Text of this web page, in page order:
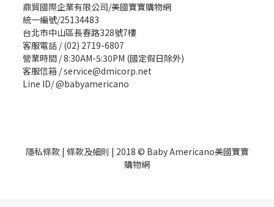
鼎貿國際企業有限公司/美國寶寶購物網
統一編號/25134483
台北市中山區長春路328號7樓
客服電話 / (02) 2719-6807
營業時間 / 8:30AM-5:30PM (國定假日除外)
客服信箱 / service@dmicorp.net
Line ID/ @babyamericano
隱私條款| 條款及細則 | 2018 © Baby Americano美國寶寶
購物網